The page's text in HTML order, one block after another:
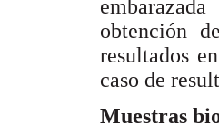
obtención
resultados
caso de
Muestras